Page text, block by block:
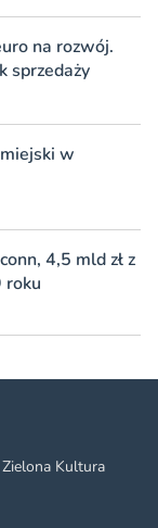
na rozwój.
sprzedaży
w
4,5 mld zł z
roku
Zielona Kultura